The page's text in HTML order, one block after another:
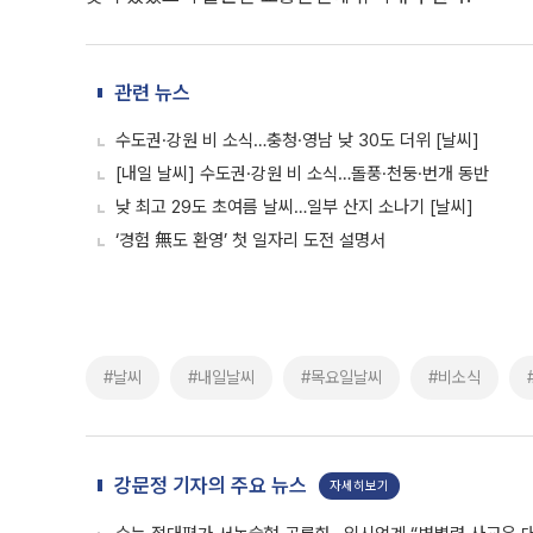
관련 뉴스
수도권·강원 비 소식…충청·영남 낮 30도 더위 [날씨]
[내일 날씨] 수도권·강원 비 소식…돌풍·천둥·번개 동반
낮 최고 29도 초여름 날씨…일부 산지 소나기 [날씨]
‘경험 無도 환영’ 첫 일자리 도전 설명서
#날씨 #내일날씨 #목요일날씨 #비소식
강문정 기자의 주요 뉴스 자세히보기